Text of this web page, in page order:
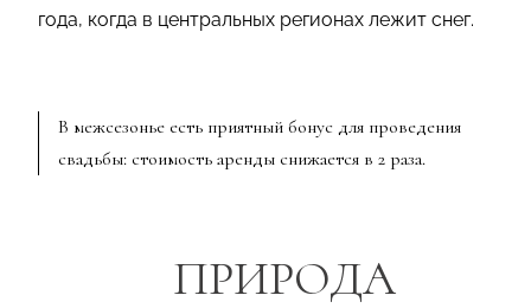
года, когда в центральных регионах лежит снег.
В межсезонье есть приятный бонус для проведения
свадьбы: стоимость аренды снижается в 2 раза.
ПРИРОДА